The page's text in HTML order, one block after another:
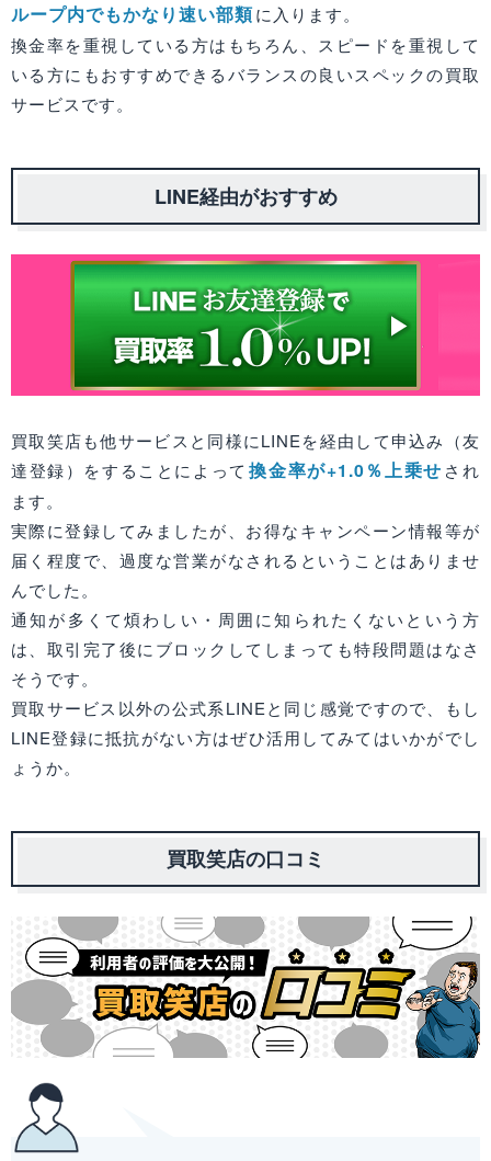
ループ内でもかなり速い部類に入ります。
換金率を重視している方はもちろん、スピードを重視して
いる方にもおすすめできるバランスの良いスペックの買取
サービスです。
LINE経由がおすすめ
買取笑店も他サービスと同様にLINEを経由して申込み（友
達登録）をすることによって 換金率が+1.0％上乗せ され
ます。
実際に登録してみましたが、お得なキャンペーン情報等が
届く程度で、過度な営業がなされるということはありませ
んでした。
通知が多くて煩わしい・周囲に知られたくないという方
は、取引完了後にブロックしてしまっても特段問題はなさ
そうです。
買取サービス以外の公式系LINEと同じ感覚ですので、もし
LINE登録に抵抗がない方はぜひ活用してみてはいかがでし
ょうか。
買取笑店の口コミ